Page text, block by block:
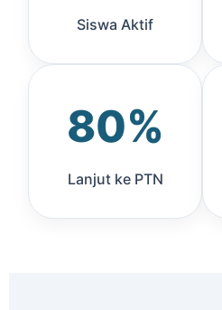
Siswa Aktif
80%
Lanjut ke PTN